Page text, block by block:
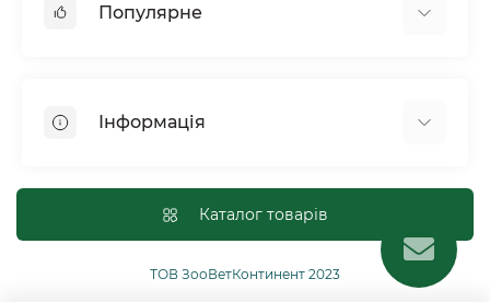
Популярне
Птахи
Рептилії
Сільськогосподарські тварини та птахи
Інформація
Оплата і доставка
Політика конфіденційності
Публічна угода
Каталог товарів
ТОВ ЗооВетКонтинент 2023